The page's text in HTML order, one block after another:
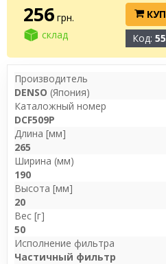
256 грн.
склад
Код:
Производитель
DENSO (Япония)
Каталожный номер
DCF509P
Длина [мм]
265
Ширина (мм)
190
Высота [мм]
20
Вес [г]
50
Исполнение фильтра
Частичный фильтр